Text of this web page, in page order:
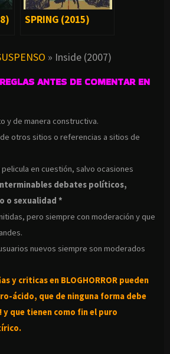
SPRING (2015)
» Inside (2007)
ANTES DE COMENTAR EN
y de manera constructiva.
otros sitios o referencias a sitios de
pelicula en cuestión, salvo ocasiones
debates políticos,
o sexualidad *
pero siempre con moderación y que
nuevos siempre son moderados
y criticas en BLOGHORROR pueden
ácido, que de ninguna forma debe
que tienen como fin el puro